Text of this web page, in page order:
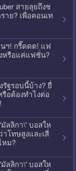
สายลุยถึงช
าย? เพื่อคอนเท
ฯ! กรี๊ดดด! แฟ
หรือแค่แฟชั่น?
ฐรอบนี้บ้าง? ยื่
อต้องทำไงต่อ
ลลิกา\' บอสให
โทษสูงและเสี่
หม?
ลลิกา\' บอสให